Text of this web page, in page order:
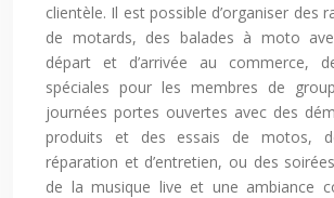
clientèle. Il est possible d’organiser des
de motards, des balades à moto
départ et d’arrivée au commerce,
spéciales pour les membres de
journées portes ouvertes avec des
produits et des essais de motos,
réparation et d’entretien, ou des
de la musique live et une ambiance